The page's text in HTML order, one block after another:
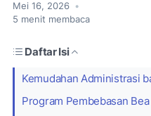
Mei 16, 2026 •
5 menit membaca
Daftar Isi
Kemudahan Administrasi
Program Pembebasan